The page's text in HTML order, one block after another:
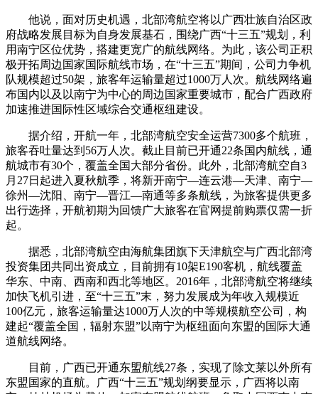
他说，面对历史机遇，北部湾航空将以广西壮族自治区政
府战略发展目标为自身发展基石，围绕广西“十三五”规划，利
用南宁区位优势，搭建更宽广的航线网络。为此，该公司正积
极开拓周边国家国际航线市场，在“十三五”期间，公司力争机
队规模超过50架，旅客年运输量超过1000万人次。航线网络遍
布国内以及以南宁为中心的周边国家重要城市，配合广西政府
加速推进国际性区域综合交通枢纽建设。
据介绍，开航一年，北部湾航空安全运营7300多个航班，
旅客吞吐量达到56万人次。截止目前已开通22条国内航线，通
航城市有30个，覆盖全国大部分省份。此外，北部湾航空自3
月27日起进入夏秋航季，将新开南宁—连云港—天津、南宁—
徐州—沈阳、南宁—晋江—南通等多条航线，为旅客提供更多
出行选择，开航初期为回馈广大旅客在官网提前购票仅需一折
起。
据悉，北部湾航空由海航集团旗下天津航空与广西北部湾
投资集团共同出资成立，目前拥有10架E190客机，航线覆盖
华东、中南、西南和西北等地区。2016年，北部湾航空将继续
加快飞机引进，至“十三五”末，努力发展成为年收入规模近
100亿元，旅客运输量达1000万人次的中等规模航空公司，构
建起“覆盖全国，辐射东盟”以南宁为枢纽面向东盟的国际大通
道航线网络。
目前，广西已开通东盟航线27条，实现了除文莱以外所有
东盟国家的直航。广西“十三五”规划纲要显示，广西将以南